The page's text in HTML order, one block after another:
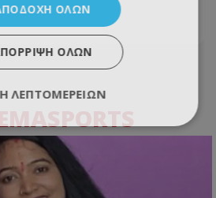
ΌΛΩΝ
ΌΛΩΝ
ΛΕΠΤΟΜΕΡΕΙΏΝ